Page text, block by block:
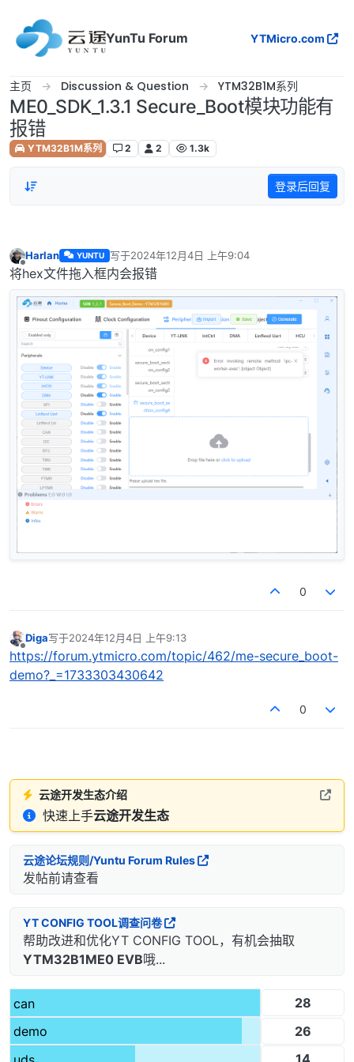
YunTu Forum
YTMicro.com
主页 Discussion & Question YTM32B1M系列
ME0_SDK_1.3.1 Secure_Boot模块功能有
报错
YTM32B1M系列 2 2 1.3k
登录后回复
离线
Harlan YUNTU 写于2024年12月4日 上午9:04
最后由 编辑
将hex文件拖入框内会报错
0
离线
Diga写于2024年12月4日 上午9:13
最后由 编辑
https://forum.ytmicro.com/topic/462/me-secure_boot-
demo?_=1733303430642
0
云途开发生态介绍
快速上手云途开发生态
云途论坛规则/Yuntu Forum Rules
发帖前请查看
YT CONFIG TOOL调查问卷
帮助改进和优化YT CONFIG TOOL，有机会抽取
YTM32B1ME0 EVB哦...
can
28
demo
26